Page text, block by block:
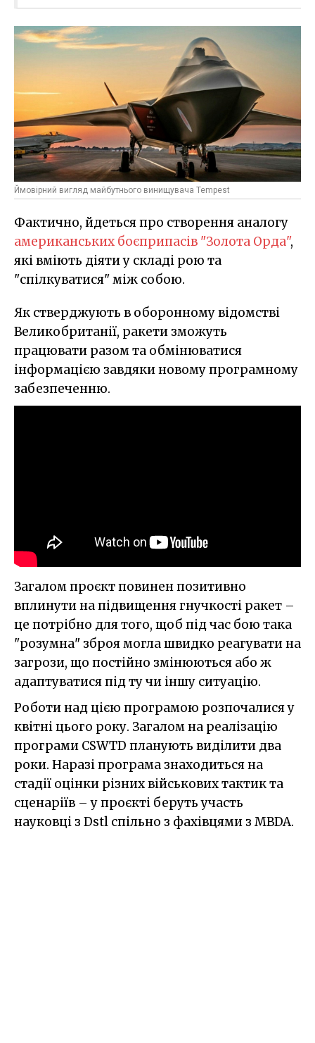
Ймовірний вигляд майбутнього винищувача Tempest
Фактично, йдеться про створення аналогу
американських боєприпасів "Золота Орда",
які вміють діяти у складі рою та
"спілкуватися" між собою.
Як стверджують в оборонному відомстві
Великобританії, ракети зможуть
працювати разом та обмінюватися
інформацією завдяки новому програмному
забезпеченню.
Загалом проєкт повинен позитивно
вплинути на підвищення гнучкості ракет –
це потрібно для того, щоб під час бою така
"розумна" зброя могла швидко реагувати на
загрози, що постійно змінюються або ж
адаптуватися під ту чи іншу ситуацію.
Роботи над цією програмою розпочалися у
квітні цього року. Загалом на реалізацію
програми CSWTD планують виділити два
роки. Наразі програма знаходиться на
стадії оцінки різних військових тактик та
сценаріїв – у проєкті беруть участь
науковці з Dstl спільно з фахівцями з MBDA.